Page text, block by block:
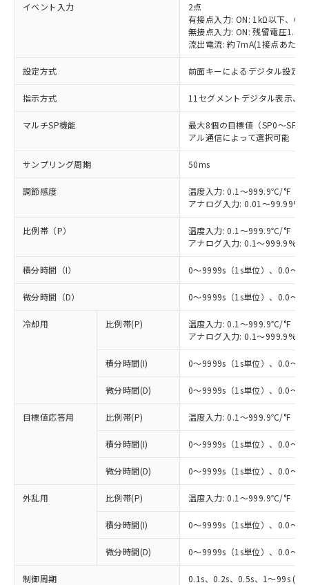
イベント入力
2点
有接点入力: ON: 1kΩ以下、
無接点入力: ON: 残留電圧1.5V
流出電流: 約7mA(1接点あたり)
設定方式 前面キーによるデジタル設定
指示方式 11セグメントデジタル表示、
マルチSP機能
最大8個の目標値（SP0～SP7
アル通信によって選択可能（
サンプリング周期 50ms
調節感度
温度入力: 0.1～999.9℃/°F（
アナログ入力: 0.01～
比例帯（P）
温度入力: 0.1～999.9℃/°F（
アナログ入力: 0.1～999.9%FS
積分時間（I） 0～9999s（1s単位）、0.0～
微分時間（D） 0～9999s（1s単位）、0.0～
冷却用 比例帯(P)
温度入力: 0.1～999.9℃/°F（
アナログ入力: 0.1～999.9%FS
積分時間(I) 0～9999s（1s単位）、0.0～
微分時間(D) 0～9999s（1s単位）、0.0～
目標値応答用 比例帯(P) 温度入力: 0.1～999.9℃/°F（
積分時間(I) 0～9999s（1s単位）、0.0～
微分時間(D) 0～9999s（1s単位）、0.0～
外乱用 比例帯(P) 温度入力: 0.1～999.9℃/°F（
積分時間(I) 0～9999s（1s単位）、0.0～
微分時間(D) 0～9999s（1s単位）、0.0～
制御周期 0.1s、0.2s、0.5s、1～99s (1s